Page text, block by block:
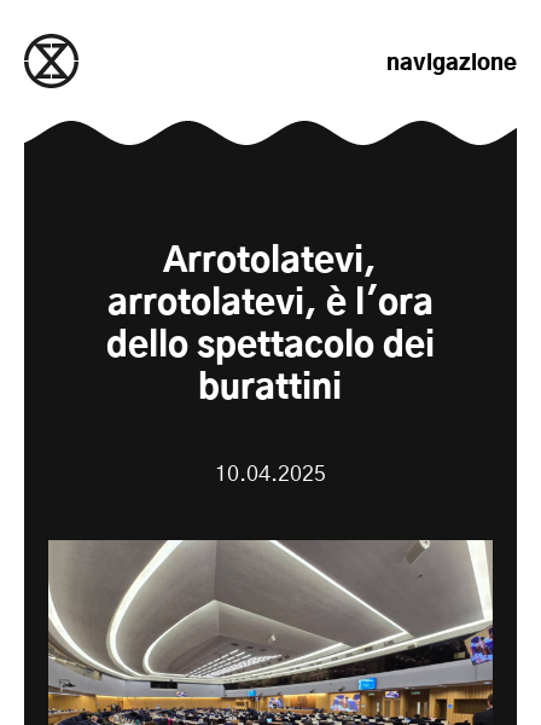
navigazione
Arrotolatevi,
arrotolatevi, è l'ora
dello spettacolo dei
burattini
10.04.2025